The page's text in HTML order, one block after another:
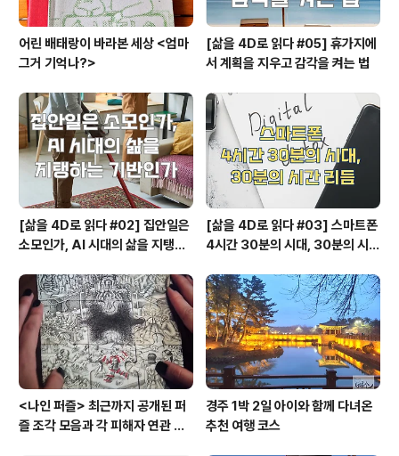
어린 배태랑이 바라본 세상 <엄마
그거 기억나?>
[삶을 4D로 읽다 #05] 휴가지에
서 계획을 지우고 감각을 켜는 법
[삶을 4D로 읽다 #02] 집안일은
소모인가, AI 시대의 삶을 지탱하
[삶을 4D로 읽다 #03] 스마트폰
4시간 30분의 시대, 30분의 시간
<나인 퍼즐> 최근까지 공개된 퍼
즐 조각 모음과 각 피해자 연관 관
경주 1박 2일 아이와 함께 다녀온
추천 여행 코스